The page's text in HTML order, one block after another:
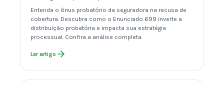
Entenda o ônus probatório da seguradora na recusa de
cobertura. Descubra como o Enunciado 699 inverte a
distribuição probatória e impacta sua estratégia
processual. Confira a análise completa.
Ler artigo